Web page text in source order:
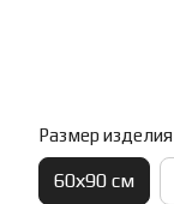
Размер изделия
60х90 см